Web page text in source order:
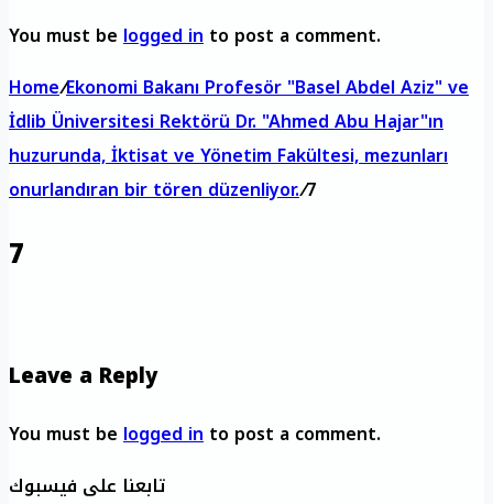
You must belogged into post a comment.
Home/Ekonomi Bakanı Profesör "Basel Abdel Aziz" ve
İdlib Üniversitesi Rektörü Dr. "Ahmed Abu Hajar"ın
huzurunda, İktisat ve Yönetim Fakültesi, mezunları
onurlandıran bir tören düzenliyor./7
7
Leave a Reply
You must belogged into post a comment.
تابعنا على فيسبوك